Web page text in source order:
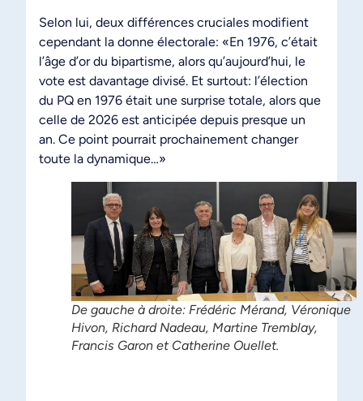
Selon lui, deux différences cruciales modifient
cependant la donne électorale: «En 1976, c’était
l’âge d’or du bipartisme, alors qu’aujourd’hui, le
vote est davantage divisé. Et surtout: l’élection
du PQ en 1976 était une surprise totale, alors que
celle de 2026 est anticipée depuis presque un
an. Ce point pourrait prochainement changer
toute la dynamique…»
De gauche à droite: Frédéric Mérand, Véronique
Hivon, Richard Nadeau, Martine Tremblay,
Francis Garon et Catherine Ouellet.